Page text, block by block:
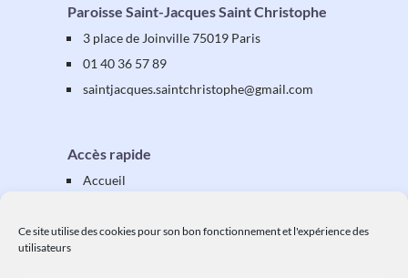
Ce site utilise des cookies pour son bon fonctionnement et l'expérience des
utilisateurs
Paroisse Saint-Jacques Saint Christophe
3 place de Joinville 75019 Paris
01 40 36 57 89
saintjacques.saintchristophe@gmail.com
Accès rapide
Accueil
Équipes & activités